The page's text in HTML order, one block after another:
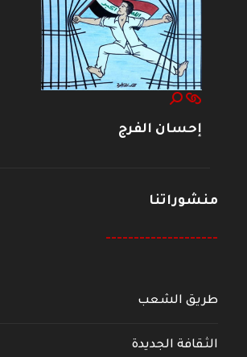
إحسان الفرج
منشوراتنا
--------------------
طريق الشعب
الثقافة الجديدة